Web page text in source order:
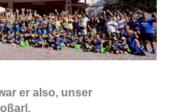
er also, unser